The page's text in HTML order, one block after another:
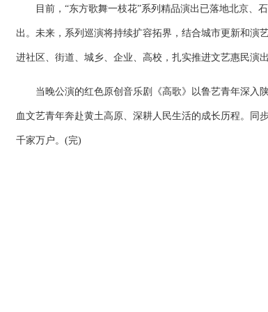
目前，“东方歌舞一枝花”系列精品演出已落地北京、
出。未来，系列巡演将持续扩容拓界，结合城市更新和演
进社区、街道、城乡、企业、高校，扎实推进文艺惠民演出
当晚公演的红色原创音乐剧《高歌》以鲁艺青年深入
血文艺青年奔赴黄土高原、深耕人民生活的成长历程。同
千家万户。(完)